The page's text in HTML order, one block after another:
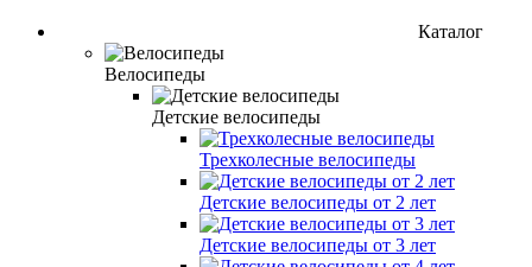
Каталог
Велосипеды
Детские велосипеды
Трехколесные велосипеды
Детские велосипеды от 2 лет
Детские велосипеды от 3 лет